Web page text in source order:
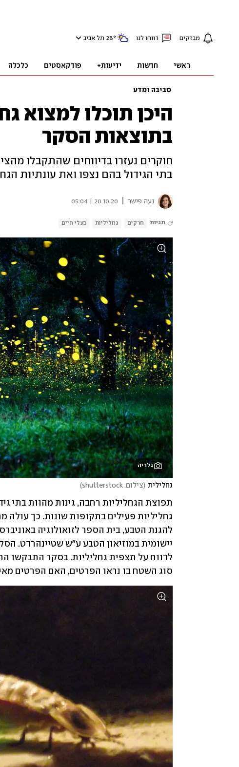
מבזקים דווחו לנו 28° תל אביב
ראשי חדשות ידיעות+ פודקאסטים כלכלה
סביבה ומדע
היכן תוכלו למצוא
בתוצאות הסקר
חוקרים נעזרו בדיווחים שהתקבלו
בתי הגידול בהם נצפו ואת עונתיות
נעה פישר 20.10.20 | 05:04
תגיות חרקים גחליליות בעלי חיים
גלריה
גחלילית (צילום: shutterstock )
יישומית במוזיאון הטבע ע"ש שטיינהרדט.
סוג השטח בו נראו הפרטים, האם הפרטים